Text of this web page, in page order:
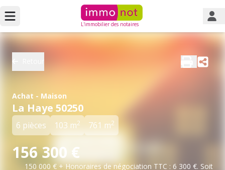
L'immobilier des notaires
Achat - Maison
La Haye 50250
6 pièces 103 m2 761 m2
156 300 €
150 000 € + Honoraires de négociation TTC : 6 300 €. Soit